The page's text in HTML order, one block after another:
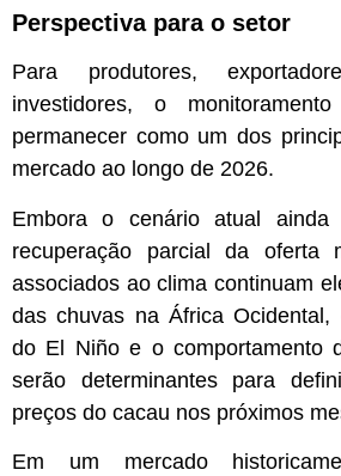
Perspectiva para o setor
Para produtores,
investidores, o
permanecer como um dos
mercado ao longo de 2026.
Embora o cenário atual ainda
recuperação parcial da oferta
associados ao clima continuam
das chuvas na África Ocidental,
do El Niño e o comportamento
serão determinantes para
preços do cacau nos próximos
Em um mercado